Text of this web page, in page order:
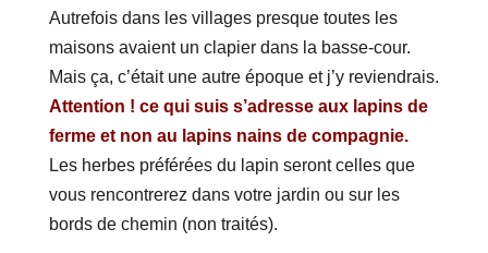
Autrefois dans les villages presque toutes les
maisons avaient un clapier dans la basse-cour.
Mais ça, c’était une autre époque et j’y reviendrais.
Attention ! ce qui suis s’adresse aux lapins de
ferme et non au lapins nains de compagnie.
Les herbes préférées du lapin seront celles que
vous rencontrerez dans votre jardin ou sur les
bords de chemin (non traités).